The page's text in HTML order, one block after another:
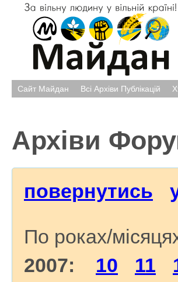
Сайт Майдан Всі Архіви Публікацій
Архіви
повернутись
По роках/
2007: 10 11